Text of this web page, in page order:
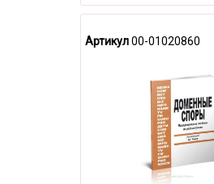
Артикул00-01020860